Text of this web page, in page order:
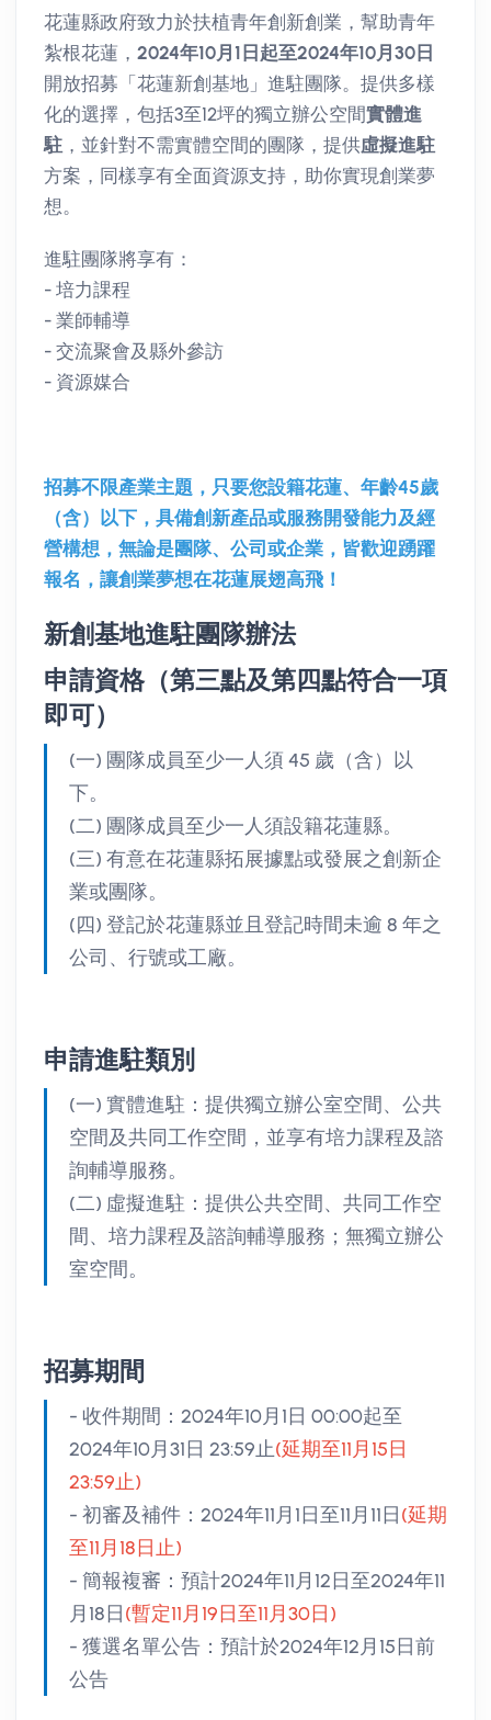
花蓮縣政府致力於扶植青年創新創業，幫助青年
紮根花蓮， 2024年10月1日起至2024年10月30日
開放招募「花蓮新創基地」進駐團隊。提供多樣
化的選擇，包括3至12坪的獨立辦公空間實體進
駐 ，並針對不需實體空間的團隊，提供虛擬進駐
方案，同樣享有全面資源支持，助你實現創業夢
想。
進駐團隊將享有：
- 培力課程
- 業師輔導
- 交流聚會及縣外參訪
- 資源媒合
招募不限產業主題，只要您設籍花蓮、年齡45歲
（含）以下，具備創新產品或服務開發能力及經
營構想，無論是團隊、公司或企業，皆歡迎踴躍
報名，讓創業夢想在花蓮展翅高飛！
新創基地進駐團隊辦法
申請資格（第三點及第四點符合一項
即可）
(一) 團隊成員至少一人須 45 歲（含）以
下。
(二) 團隊成員至少一人須設籍花蓮縣。
(三) 有意在花蓮縣拓展據點或發展之創新企
業或團隊。
(四) 登記於花蓮縣並且登記時間未逾 8 年之
公司、行號或工廠。
申請進駐類別
(一) 實體進駐：提供獨立辦公室空間、公共
空間及共同工作空間，並享有培力課程及諮
詢輔導服務。
(二) 虛擬進駐：提供公共空間、共同工作空
間、培力課程及諮詢輔導服務；無獨立辦公
室空間。
招募期間
- 收件期間：2024年10月1日 00:00起至
2024年10月31日 23:59止(延期至11月15日
23:59止)
- 初審及補件：2024年11月1日至11月11日(延期
至11月18日止)
- 簡報複審：預計2024年11月12日至2024年11
月18日(暫定11月19日至11月30日)
- 獲選名單公告：預計於2024年12月15日前
公告